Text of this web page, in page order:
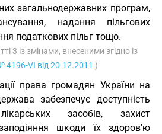
загальнодержавних програм,
надання пільгових
податкових пільг тощо.
3 із змінами, внесеними згідно із
4196-VI від 20.12.2011 )
права громадян України на
забезпечує доступність
засобів, захист
шкоди їх здоров'ю